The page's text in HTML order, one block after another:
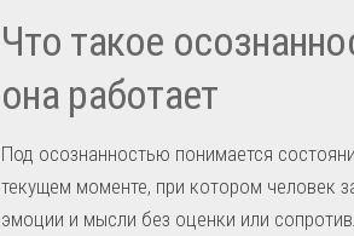
Что такое
она работает
Под осознанностью понимается
текущем моменте, при котором человек
эмоции и мысли без оценки или